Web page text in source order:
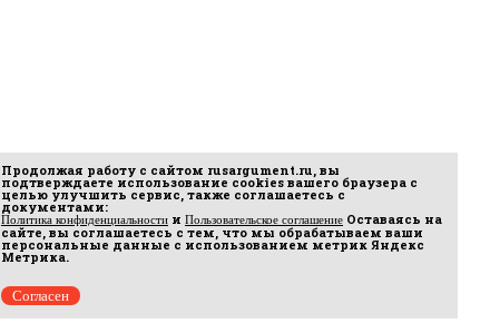
Продолжая работу с сайтом rusargument.ru, вы
подтверждаете использование cookies вашего браузера с
целью улучшить сервис, также соглашаетесь с
документами:
Политика конфиденциальности и Пользовательское соглашение Оставаясь на
сайте, вы соглашаетесь с тем, что мы обрабатываем ваши
персональные данные с использованием метрик Яндекс
Метрика.
Согласен